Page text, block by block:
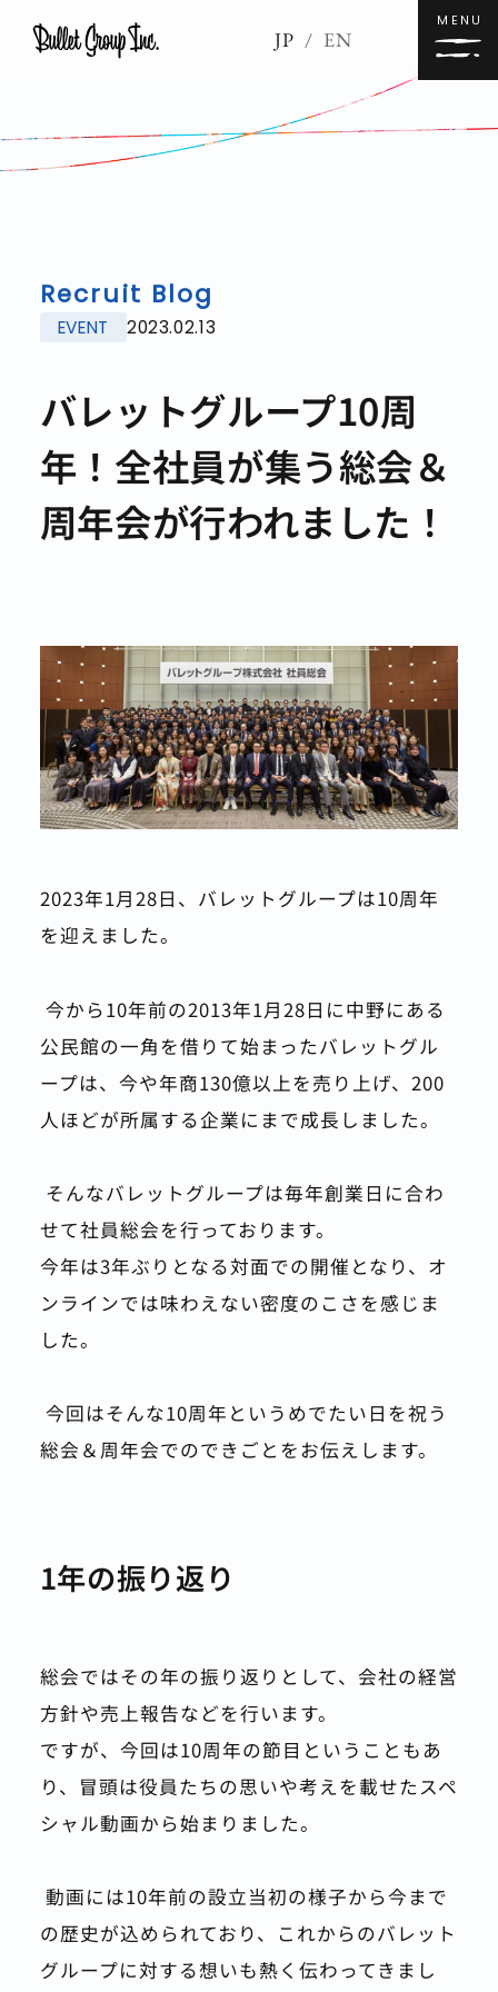
JP / EN
MENU
Recruit Blog
EVENT 2023.02.13
バレットグループ10周
年！全社員が集う総会＆
周年会が行われました！
2023年1月28日、バレットグループは10周年
を迎えました。
今から10年前の2013年1月28日に中野にある
公民館の一角を借りて始まったバレットグル
ープは、今や年商130億以上を売り上げ、200
人ほどが所属する企業にまで成長しました。
そんなバレットグループは毎年創業日に合わ
せて社員総会を行っております。
今年は3年ぶりとなる対面での開催となり、オ
ンラインでは味わえない密度のこさを感じま
した。
今回はそんな10周年というめでたい日を祝う
総会＆周年会でのできごとをお伝えします。
1年の振り返り
総会ではその年の振り返りとして、会社の経営
方針や売上報告などを行います。
ですが、今回は10周年の節目ということもあ
り、冒頭は役員たちの思いや考えを載せたスペ
シャル動画から始まりました。
動画には10年前の設立当初の様子から今まで
の歴史が込められており、これからのバレット
グループに対する想いも熱く伝わってきまし